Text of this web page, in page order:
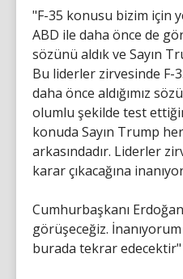
"F-35 konusu bizim için
ABD ile daha önce de
sözünü aldık ve Sayın
Bu liderler zirvesinde F-
daha önce aldığımız
olumlu şekilde test
konuda Sayın Trump
arkasındadır. Liderler
karar çıkacağına
Cumhurbaşkanı
görüşeceğiz.
burada tekrar edecektir"